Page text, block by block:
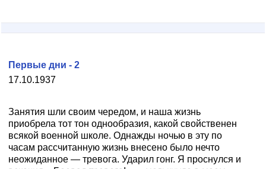
17.10.1937
Первые дни - 2
Занятия шли своим чередом, и наша жизнь
приобрела тот тон однообразия, какой свойственен
всякой военной школе. Однажды ночью в эту по
часам рассчитанную жизнь внесено было нечто
неожиданное — тревога. Ударил гонг. Я проснулся и